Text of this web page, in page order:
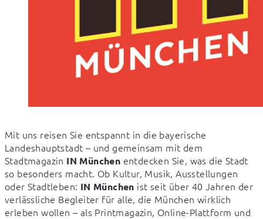
Mit uns reisen Sie entspannt in die bayerische
Landeshauptstadt – und gemeinsam mit dem
Stadtmagazin IN München entdecken Sie, was die Stadt
so besonders macht. Ob Kultur, Musik, Ausstellungen
oder Stadtleben: IN München ist seit über 40 Jahren der
verlässliche Begleiter für alle, die München wirklich
erleben wollen – als Printmagazin, Online-Plattform und